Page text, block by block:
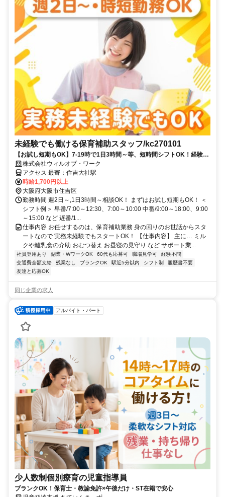
未経験でも働ける保育補助スタッフ/kc270101
【お試し短期もOK】7-19時で1日3時間～等、短時間シフトOK！経験な
くても高時給でスタート可能！
株式会社ウィルオブ・ワーク
アクセス 最寄：住吉大社駅
時給1,700円以上
大阪府大阪市住吉区
勤務時間 週2日～,1日3時間～相談OK！ まずはお試し短期もOK！ ＜
シフト例＞ 早番/7:00～12:30、7:00～10:00 中番/9:00～18:00、9:00
～15:00 など 遅番/1...
仕事内容 お任せするのは、保育補助業務 身の回りのお世話からスタ
ートなので 実務未経験でもスタートOK！ 【仕事内容】 主に… ミル
クや離乳食の介助 おむつ替え お昼寝の見守り など サポート業...
社員登用あり 副業・WワークOK 60代も応募可 職場見学可
経験不問
交通費全額支給
残業なし ブランクOK 駅近5分以内 シフト制
履歴書不要
友達と応募OK
同じ企業の求人
アルバイト・パート
少人数制個別療育の児童指導員
ブランクOK！保育士・教諭免許×午後だけ・ST在籍で安心